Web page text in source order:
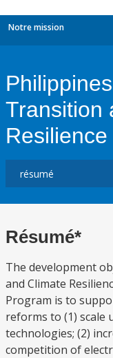
Notre mission
Transition
Resilience
Résumé*
The development
and Climate
Program is to
reforms to (1) scale
technologies; (2)
competition of